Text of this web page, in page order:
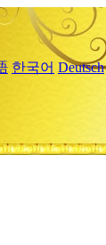
한국어 Deutsch